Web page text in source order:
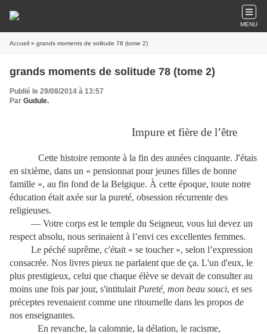
MENU
Accueil » grands moments de solitude 78 (tome 2)
grands moments de solitude 78 (tome 2)
Publié le 29/08/2014 à 13:57
Par Gudule.
Impure et fière de l’être
Cette histoire remonte à la fin des années cinquante. J'étais
en sixième, dans un « pensionnat pour jeunes filles de bonne
famille », au fin fond de la Belgique. À cette époque, toute notre
éducation était axée sur la pureté, obsession récurrente des
religieuses.
— Votre corps est le temple du Seigneur, vous lui devez un
respect absolu, nous serinaient à l’envi ces excellentes femmes.
Le péché suprême, c'était « se toucher », selon l’expression
consacrée. Nos livres pieux ne parlaient que de ça. L'un d'eux, le
plus prestigieux, celui que chaque élève se devait de consulter au
moins une fois par jour, s'intitulait Pureté, mon beau souci, et ses
préceptes revenaient comme une ritournelle dans les propos de
nos enseignantes.
En revanche, la calomnie, la délation, le racisme,